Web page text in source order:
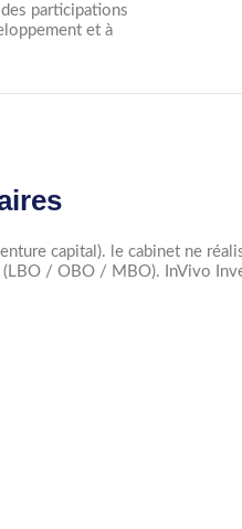
participations
et à
capital). le cabinet ne
/ OBO / MBO). InVivo